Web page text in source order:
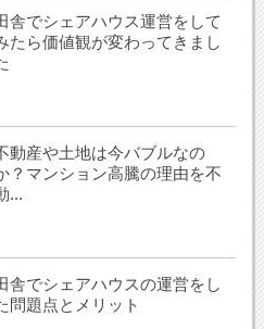
舎でシェアハウス運営をして
たら価値観が変わってきまし
動産や土地は今バブルなの
？マンション高騰の理由を不
...
舎でシェアハウスの運営をし
問題点とメリット